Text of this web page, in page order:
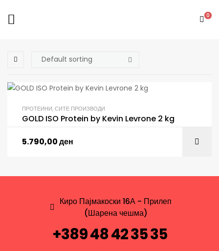
0
ПРОТЕИНИ,СИТЕ ПРОИЗВОДИ
GOLD ISO Protein by Kevin Levrone 2 kg
5.790,00ден
Киро Пајмакоски 16А - Прилеп
(Шарена чешма)
+389 48 42 35 35